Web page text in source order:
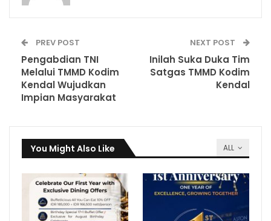
PREV POST
Pengabdian TNI
Melalui TMMD Kodim
Kendal Wujudkan
Impian Masyarakat
NEXT POST
Inilah Suka Duka Tim
Satgas TMMD Kodim
Kendal
ALL
You Might Also Like